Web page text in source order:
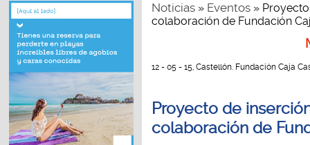
Noticias» Eventos» Proyecto
colaboración de Fundación
12 - 05 - 15, Castellón. Fundación Caja
Proyecto de
colaboración de